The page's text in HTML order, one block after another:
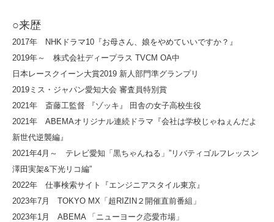
○来歴
2017年 NHKドラマ10『お母さん、娘をやめていいですか？』
2019年～ 株式会社ディープラス TVCM OA中
日本レースクイーン大賞2019 新人部門準グランプリ
2019ミス・ジャパン愛知大会 審査員特別賞
2021年 斎藤工監督 『ゾッキ』 田舎の女子高校生役
2021年 ABEMAオリジナル連続ドラマ『会社は学校じゃねぇんだよ
新世代逆襲編』
2021年4月～ テレビ愛知「黒ちゃんねる」”リバティゴルフレッスン
澤田実架&下光リコ編”
2022年 仕事検索サイト『エンジニアスタイル東京』
2023年7月 TOKYO MX「超RIZIN２開催直前番組」
2023年1月 ABEMA 「ニューヨーク恋愛市場」